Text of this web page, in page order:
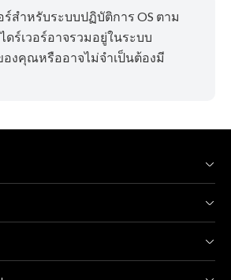
ร์สำหรับระบบปฏิบัติการ OS ตาม
ร์เวอร์อาจรวมอยู่ในระบบ
งคุณหรืออาจไม่จำเป็นต้องมี